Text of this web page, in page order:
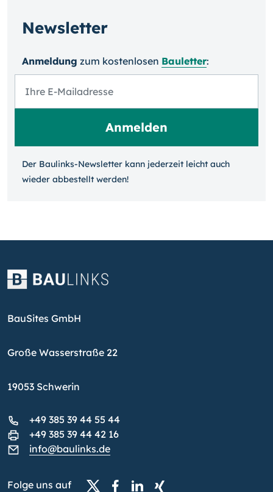
Newsletter
Anmeldung zum kosten­losen Bauletter:
Der Baulinks-Newsletter kann jeder­zeit leicht auch
wieder ab­bestellt werden!
BauSites GmbH
Große Wasserstraße 22
19053 Schwerin
+49 385 39 44 55 44
+49 385 39 44 42 16
info@baulinks.de
Folge uns auf